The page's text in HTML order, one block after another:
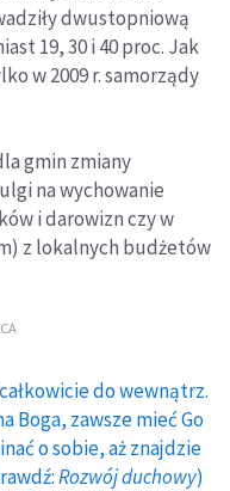
dwustopniową
19, 30 i 40 proc. Jak
w 2009 r. samorządy
gmin zmiany
na wychowanie
i darowizn czy w
z lokalnych budżetów
do wewnątrz.
Boga, zawsze mieć Go
o sobie, aż znajdzie
Rozwój duchowy)